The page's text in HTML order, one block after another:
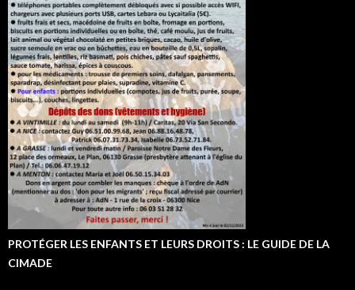
PROTÉGER LES ENFANTS ET LEURS DROITS : LE GUIDE DE LA
CIMADE